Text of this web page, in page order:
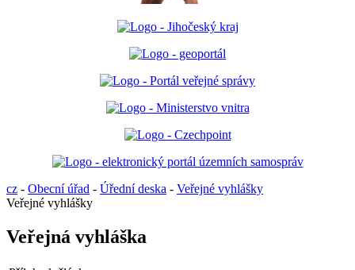
cz - Obecní úřad - Úřední deska - Veřejné vyhlášky
Veřejné vyhlášky
Veřejná vyhláška